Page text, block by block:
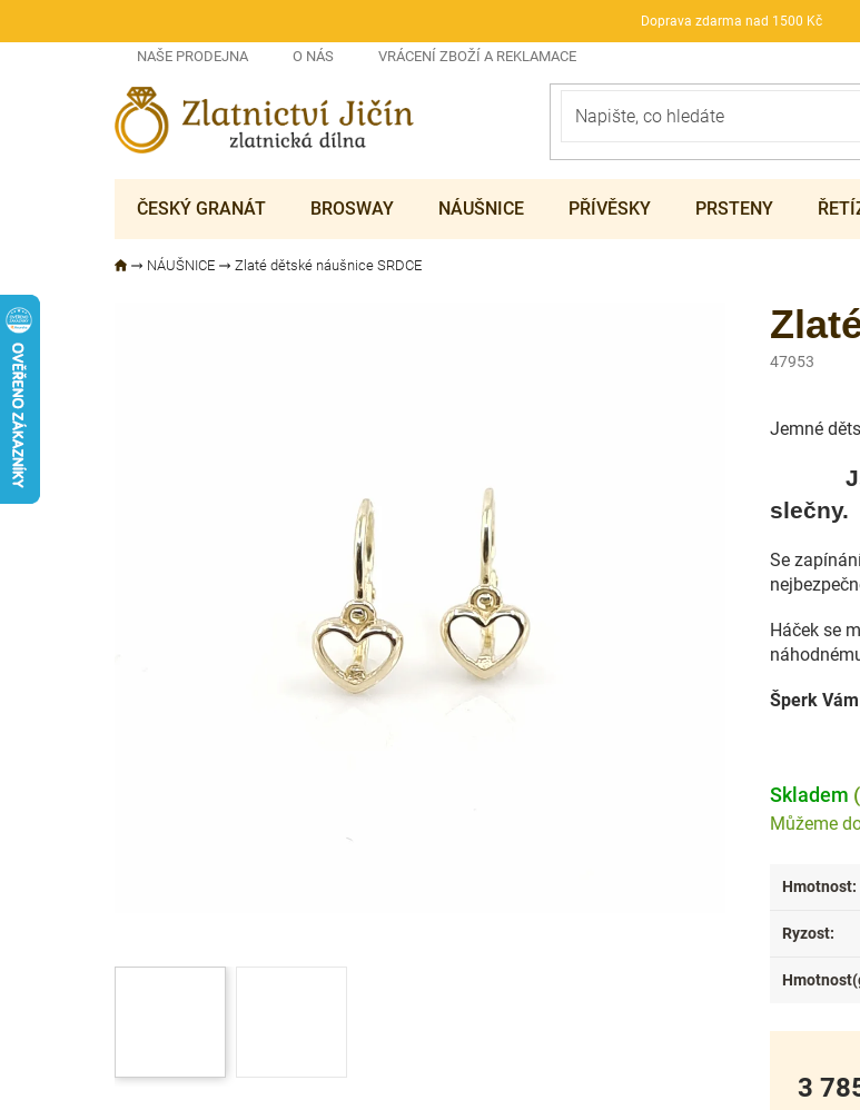
Doprava zdarma nad 1500 Kč
NAŠE PRODEJNA O NÁS VRÁCENÍ ZBOŽÍ A REKLAMACE
ČESKÝ GRANÁT BROSWAY NÁUŠNICE PŘÍVĚSKY PRSTENY
NÁUŠNICE Zlaté dětské náušnice SRDCE
Jemné
slečny.
Se
Háček se
Šperk
47953
Skladem
3
Hmotnost:
Ryzost: